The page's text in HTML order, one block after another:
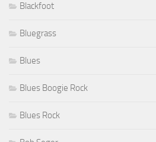
Blackfoot
Bluegrass
Blues
Blues Boogie Rock
Blues Rock